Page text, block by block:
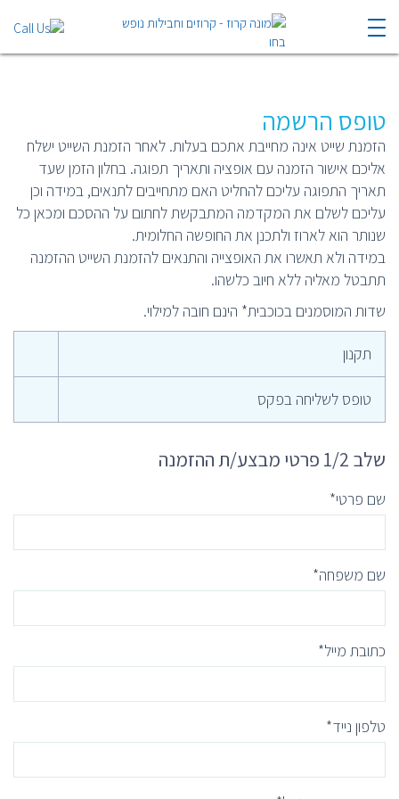
ערי אימפריות ואיים 19.5
טופס הרשמה
הזמנת שייט אינה מחייבת אתכם בעלות. לאחר הזמנת השייט ישלח
אליכם אישור הזמנה עם אופציה ותאריך תפוגה. בחלון הזמן שעד
תאריך התפוגה עליכם להחליט האם מתחייבים לתנאים, במידה וכן
עליכם לשלם את המקדמה המתבקשת לחתום על ההסכם ומכאן כל
שנותר הוא לארוז ולתכנן את החופשה החלומית.
במידה ולא תאשרו את האופצייה והתנאים להזמנת השייט ההזמנה
תתבטל מאליה ללא חיוב כלשהו.
שדות המוסמנים בכוכבית* הינם חובה למילוי.
תקנון
טופס לשליחה בפקס
שלב 1/2 פרטי מבצע/ת ההזמנה
שם פרטי*
שם משפחה*
כתובת מייל*
טלפון נייד*